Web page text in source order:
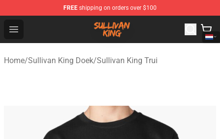
FREE shipping on orders over $100
Open menu
Sullivan King Shop - Official Sullivan King Merchandise
Home/Sullivan King Doek/Sullivan King Trui